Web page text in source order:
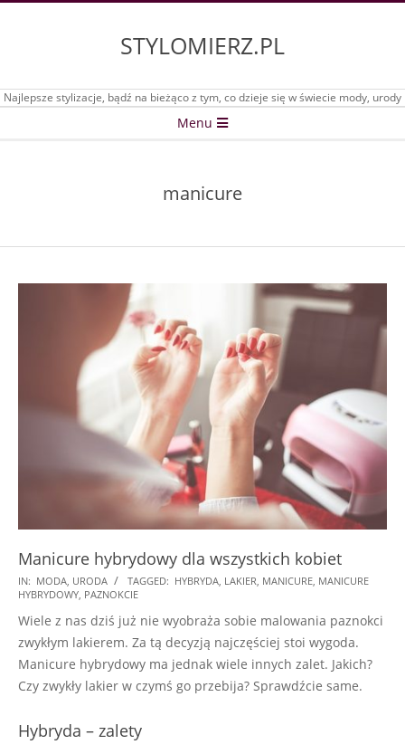
STYLOMIERZ.PL
Najlepsze stylizacje, bądź na bieżąco z tym, co dzieje się w świecie mody, urody
Menu
manicure
Manicure hybrydowy dla wszystkich kobiet
2017-
11-
10
IN: MODA URODA TAGGED: HYBRYDA LAKIER MANICURE MANICURE
HYBRYDOWY PAZNOKCIE
Wiele z nas dziś już nie wyobraża sobie malowania paznokci
zwykłym lakierem. Za tą decyzją najczęściej stoi wygoda.
Manicure hybrydowy ma jednak wiele innych zalet. Jakich?
Czy zwykły lakier w czymś go przebija? Sprawdźcie same.
Hybryda – zalety